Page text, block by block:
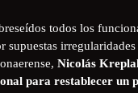
todos los
supuestas
Nicolás
para restablecer un